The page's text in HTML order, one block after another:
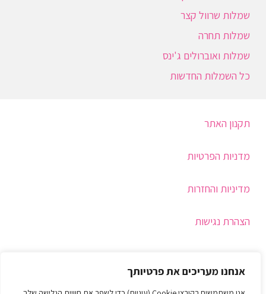
אנחנו מעריכים את פרטיותך
שמלות שרוול קצר
שמלות תחרה
שמלות ואוברולים ג'ינס
כל השמלות החדשות
תקנון האתר
מדניות הפרטיות
מדיניות והחזרות
הצהרת נגישות